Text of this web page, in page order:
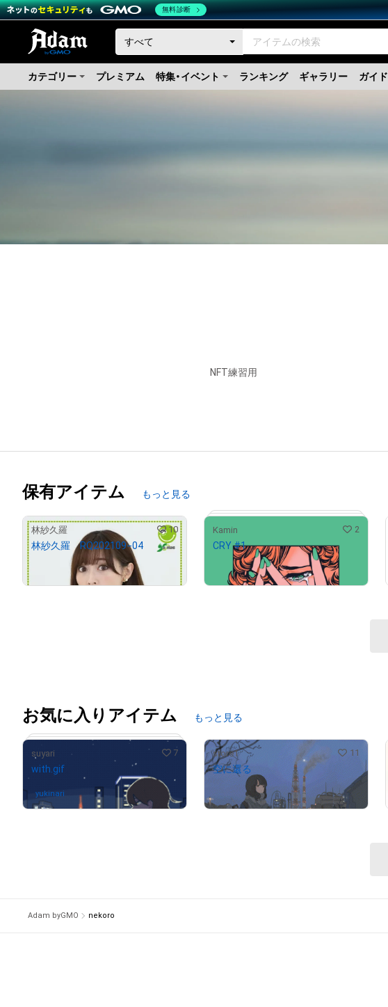
カテゴリー プレミアム 特集・イベント ランキング ギャラリー ガイド
NFT練習用
保有アイテム もっと見る
林紗久羅 10
林紗久羅 RQ202109−04
Kamin 2
CRY #1
3,500
お気に入りアイテム もっと見る
suyari 7
with.gif
yukinari さんが保有中
store1 11
空に還る
出庫済
Adam byGMO nekoro
無料診断